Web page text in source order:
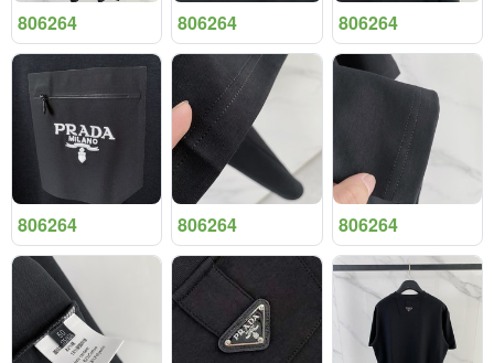
806264 806264 806264
806264 806264 806264